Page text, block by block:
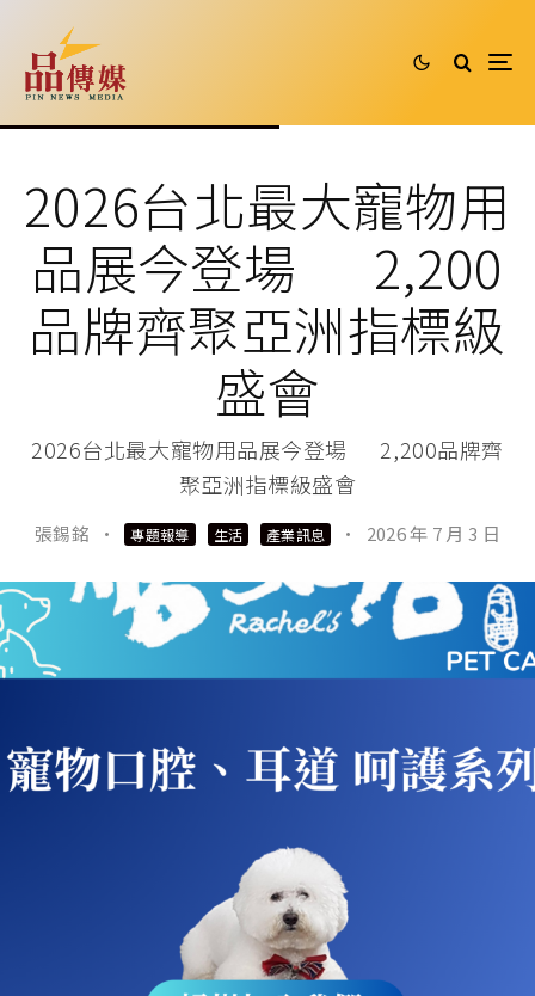
2026台北最大寵物用
品展今登場 2,200
品牌齊聚亞洲指標級
盛會
2026台北最大寵物用品展今登場 2,200品牌齊
聚亞洲指標級盛會
張錫銘 · 專題報導 生活 產業訊息 · 2026 年 7 月 3 日